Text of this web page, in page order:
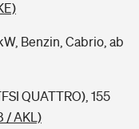
Benzin, Cabrio, ab
QUATTRO), 155
/ AKL)